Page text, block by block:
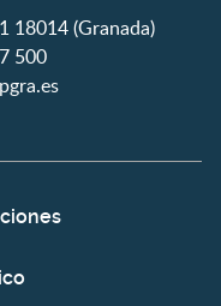
18014 (Granada)
500